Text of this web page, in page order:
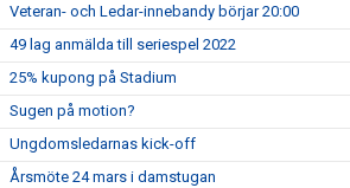
Veteran- och Ledar-innebandy börjar 20:00
49 lag anmälda till seriespel 2022
25% kupong på Stadium
Sugen på motion?
Ungdomsledarnas kick-off
Årsmöte 24 mars i damstugan